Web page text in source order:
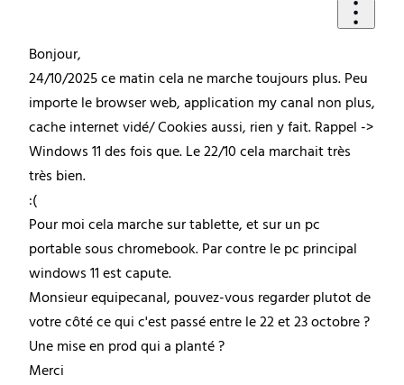
Bonjour,
24/10/2025 ce matin cela ne marche toujours plus. Peu
importe le browser web, application my canal non plus,
cache internet vidé/ Cookies aussi, rien y fait. Rappel ->
Windows 11 des fois que. Le 22/10 cela marchait très
très bien.
:(
Pour moi cela marche sur tablette, et sur un pc
portable sous chromebook. Par contre le pc principal
windows 11 est capute.
Monsieur equipecanal, pouvez-vous regarder plutot de
votre côté ce qui c'est passé entre le 22 et 23 octobre ?
Une mise en prod qui a planté ?
Merci